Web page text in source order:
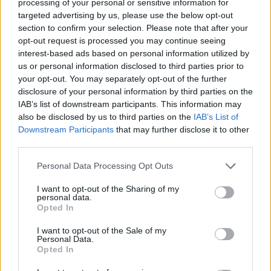
processing of your personal or sensitive information for
targeted advertising by us, please use the below opt-out
section to confirm your selection. Please note that after your
opt-out request is processed you may continue seeing
interest-based ads based on personal information utilized by
us or personal information disclosed to third parties prior to
your opt-out. You may separately opt-out of the further
disclosure of your personal information by third parties on the
IAB’s list of downstream participants. This information may
also be disclosed by us to third parties on the IAB’s List of
Downstream Participants that may further disclose it to other
Personal Data Processing Opt Outs
I want to opt-out of the Sharing of my
personal data.
Opted In
I want to opt-out of the Sale of my
Personal Data.
Opted In
Stosunek Kościoła do